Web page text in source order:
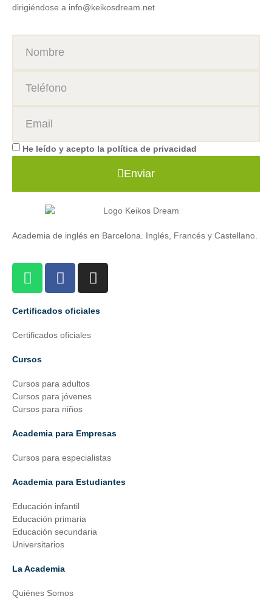
dirigiéndose a info@keikosdream.net
He leído y acepto la política de privacidad
Enviar
Academia de inglés en Barcelona. Inglés, Francés y Castellano.
Certificados oficiales
Certificados oficiales
Cursos
Cursos para adultos
Cursos para jóvenes
Cursos para niños
Academia para Empresas
Cursos para especialistas
Academia para Estudiantes
Educación infantil
Educación primaria
Educación secundaria
Universitarios
La Academia
Quiénes Somos